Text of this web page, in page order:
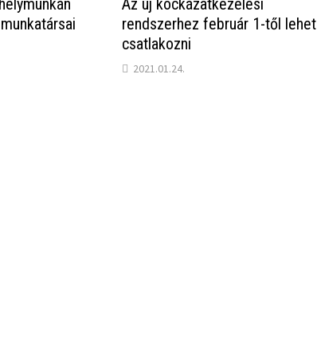
Az új kockázatkezelési
rendszerhez február 1-től lehet
csatlakozni
2021.01.24.